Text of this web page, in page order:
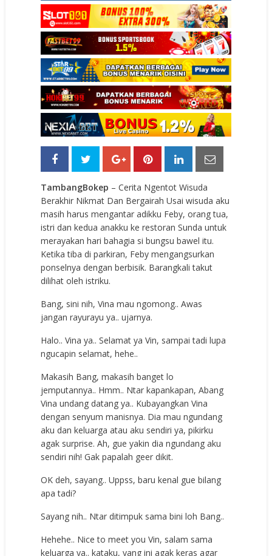
TambangBokep – Cerita Ngentot Wisuda
Berakhir Nikmat Dan Bergairah Usai wisuda aku
masih harus mengantar adikku Feby, orang tua,
istri dan kedua anakku ke restoran Sunda untuk
merayakan hari bahagia si bungsu bawel itu.
Ketika tiba di parkiran, Feby mengangsurkan
ponselnya dengan berbisik. Barangkali takut
dilihat oleh istriku.
Bang, sini nih, Vina mau ngomong.. Awas
jangan rayurayu ya.. ujarnya.
Halo.. Vina ya.. Selamat ya Vin, sampai tadi lupa
ngucapin selamat, hehe..
Makasih Bang, makasih banget lo
jemputannya.. Hmm.. Ntar kapankapan, Abang
Vina undang datang ya.. Kubayangkan Vina
dengan senyum manisnya. Dia mau ngundang
aku dan keluarga atau aku sendiri ya, pikirku
agak surprise. Ah, gue yakin dia ngundang aku
sendiri nih! Gak papalah geer dikit.
OK deh, sayang.. Uppss, baru kenal gue bilang
apa tadi?
Sayang nih.. Ntar ditimpuk sama bini loh Bang..
Hehehe.. Nice to meet you Vin, salam sama
keluarga ya.. kataku, yang ini agak keras agar